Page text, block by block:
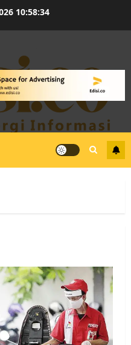
10:58:35
jadi Penghubung
dan Masyarakat di
RT/RW
1, 2026 0